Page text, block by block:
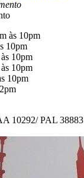
às 10pm
10pm
10pm
10pm
10pm
10292/ PAL 38883